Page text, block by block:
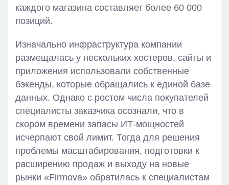
каждого магазина составляет более 60 000
позиций.
Изначально инфраструктура компании
размещалась у нескольких хостеров, сайты и
приложения использовали собственные
бэкенды, которые обращались к единой базе
данных. Однако с ростом числа покупателей
специалисты заказчика осознали, что в
скором времени запасы ИТ-мощностей
исчерпают свой лимит. Тогда для решения
проблемы масштабирования, подготовки к
расширению продаж и выходу на новые
рынки «Firmova» обратилась к специалистам